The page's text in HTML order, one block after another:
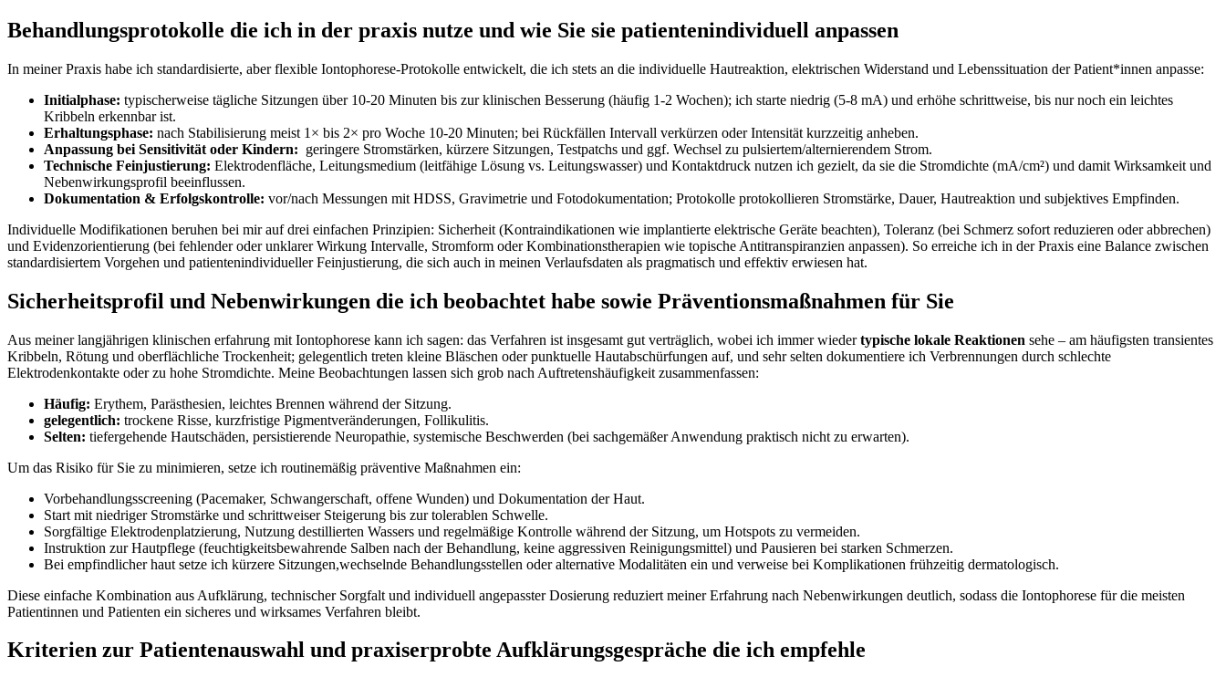
Behandlungsprotokolle die ich in der praxis nutze und wie Sie⁤ sie patientenindividuell anpassen
In meiner Praxis ⁣habe ich standardisierte,⁢ aber flexible Iontophorese-Protokolle entwickelt, die ich⁤ stets ‍an die individuelle Hautreaktion,‌ elektrischen⁤ Widerstand ⁣und Lebenssituation der Patient*innen anpasse:
Initialphase: typischerweise tägliche⁣ Sitzungen über 10-20 Minuten bis zur klinischen Besserung⁢ (häufig 1-2 Wochen);‌ ich starte niedrig (5-8​ mA) und erhöhe⁤ schrittweise,‍ bis⁤ nur noch ein leichtes
Kribbeln erkennbar‍ ist.
Erhaltungsphase: nach Stabilisierung meist 1× ⁣bis 2× pro ​Woche 10-20 Minuten; bei Rückfällen Intervall verkürzen ​oder Intensität⁣ kurzzeitig anheben.
Anpassung ⁤bei Sensitivität oder Kindern: ⁤ geringere Stromstärken, kürzere‌ Sitzungen, ​Testpatchs ‍und ggf. Wechsel zu pulsiertem/alternierendem Strom.
Technische Feinjustierung: Elektrodenfläche, Leitungsmedium (leitfähige⁣ Lösung vs. Leitungswasser) ⁣und Kontaktdruck nutzen ich gezielt, da sie die Stromdichte (mA/cm²) und damit Wirksamkeit und
Nebenwirkungsprofil beeinflussen.
Dokumentation &⁤ Erfolgskontrolle: vor/nach⁣ Messungen mit HDSS, Gravimetrie und Fotodokumentation; ⁢Protokolle protokollieren Stromstärke, Dauer, Hautreaktion und subjektives Empfinden.
Individuelle Modifikationen beruhen bei mir⁢ auf drei einfachen Prinzipien: Sicherheit⁣ (Kontraindikationen wie implantierte elektrische Geräte beachten), Toleranz (bei ‌Schmerz ⁣sofort ⁤reduzieren oder abbrechen)⁤
und Evidenzorientierung (bei fehlender oder unklarer Wirkung ⁤Intervalle, Stromform oder⁤ Kombinationstherapien wie topische Antitranspiranzien anpassen). So erreiche ich in der Praxis⁢ eine Balance zwischen
standardisiertem Vorgehen und patientenindividueller ‌Feinjustierung, die sich ⁢auch in meinen​ Verlaufsdaten als pragmatisch ⁢und effektiv erwiesen hat.
Sicherheitsprofil und‌ Nebenwirkungen die ​ich⁢ beobachtet habe⁢ sowie ⁤Präventionsmaßnahmen für Sie
Aus meiner langjährigen klinischen ⁤erfahrung mit Iontophorese kann ich sagen: das Verfahren ist insgesamt gut verträglich, wobei ich immer wiedertypische lokale Reaktionen ‍sehe – ⁣am​ häufigsten transientes
Kribbeln, Rötung und oberflächliche‍ Trockenheit; gelegentlich treten kleine Bläschen oder punktuelle ⁢Hautabschürfungen‌ auf, und sehr selten dokumentiere⁣ ich ⁢Verbrennungen durch schlechte⁢
Elektrodenkontakte oder zu hohe Stromdichte.⁢ Meine Beobachtungen lassen sich grob nach Auftretenshäufigkeit ⁤zusammenfassen:
Häufig: Erythem, Parästhesien, leichtes Brennen während der Sitzung.
gelegentlich: trockene Risse, kurzfristige Pigmentveränderungen, Follikulitis.
Selten: tiefergehende Hautschäden, ⁣persistierende Neuropathie, systemische Beschwerden⁢ (bei sachgemäßer Anwendung praktisch ⁤nicht zu erwarten).
Um das Risiko für Sie ​zu minimieren, setze ich routinemäßig ⁢präventive Maßnahmen ein:
Vorbehandlungsscreening (Pacemaker,⁤ Schwangerschaft, offene Wunden) und Dokumentation der Haut.
Start mit niedriger Stromstärke und schrittweiser⁣ Steigerung bis zur tolerablen⁤ Schwelle.
Sorgfältige ⁢Elektrodenplatzierung, Nutzung destillierten Wassers und regelmäßige ‍Kontrolle während der Sitzung, um Hotspots zu vermeiden.
Instruktion zur Hautpflege ⁣(feuchtigkeitsbewahrende Salben nach der Behandlung, keine aggressiven Reinigungsmittel) ⁣und‍ Pausieren bei starken Schmerzen.
Bei empfindlicher haut setze ich ⁣kürzere Sitzungen,wechselnde Behandlungsstellen oder alternative​ Modalitäten ein und verweise bei Komplikationen ⁤frühzeitig dermatologisch.
Diese einfache Kombination aus Aufklärung,‍ technischer Sorgfalt ​und individuell ⁢angepasster ​Dosierung⁤ reduziert meiner Erfahrung nach Nebenwirkungen deutlich, sodass​ die Iontophorese ⁣für ​die meisten
‌Patientinnen und ⁤Patienten ein sicheres und wirksames ‍Verfahren bleibt.
Kriterien ⁣zur Patientenauswahl und praxiserprobte Aufklärungsgespräche die ich ‌empfehle